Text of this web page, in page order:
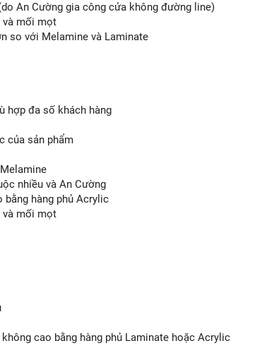
An Cường gia công cửa không đường line)
và mối mọt
so với Melamine và Laminate
hợp đa số khách hàng
của sản phẩm
nhiều và An Cường
hàng phủ Acrylic
và mối mọt
cao bằng hàng phủ Laminate hoặc Acrylic